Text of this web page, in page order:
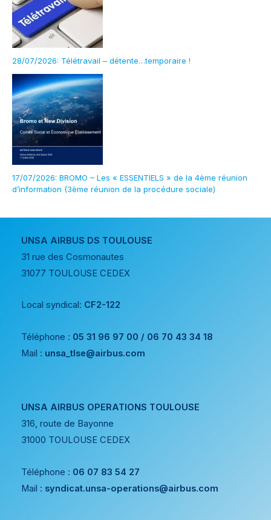
28/07/2026: Télétravail – détente…temporaire !
17/07/2026: BROMO – Les « ESSENTIELS » de la 4ème réunion
d’information (3ème réunion de la procédure sociale)
UNSA AIRBUS DS TOULOUSE
31 rue des Cosmonautes
31077 TOULOUSE CEDEX
Local syndical: CF2-122
Téléphone : 05 31 96 97 00 / 06 70 43 34 18
Mail : unsa_tlse@airbus.com
UNSA AIRBUS OPERATIONS TOULOUSE
316, route de Bayonne
31000 TOULOUSE CEDEX
Téléphone : 06 07 83 54 27
Mail : syndicat.unsa-operations@airbus.com